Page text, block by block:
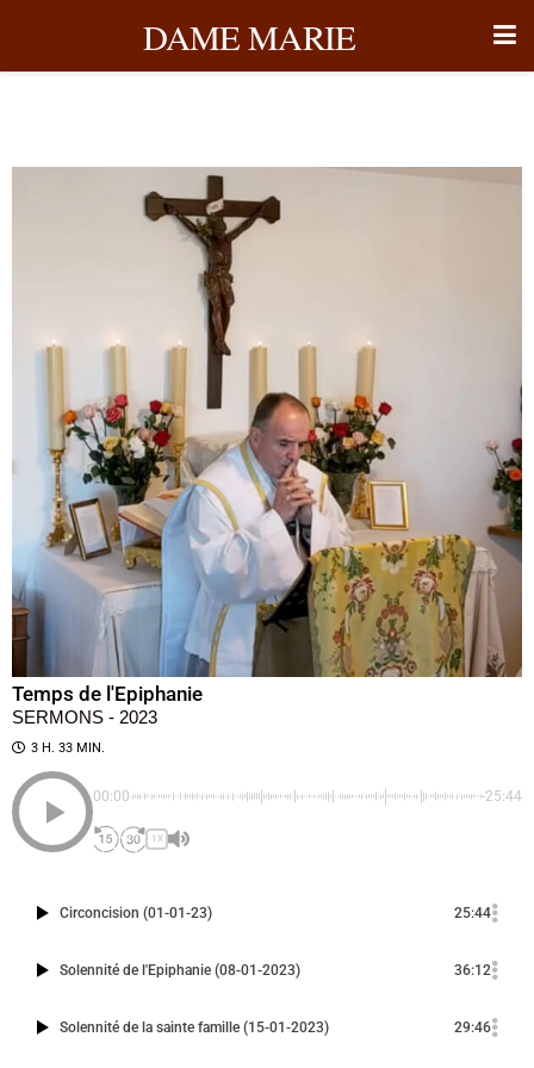
DAME MARIE
Temps de l'Epiphanie
SERMONS - 2023
3 H. 33 MIN.
00:00 -25:44
1X
Circoncision (01-01-23) 25:44
Solennité de l'Epiphanie (08-01-2023) 36:12
Solennité de la sainte famille (15-01-2023) 29:46